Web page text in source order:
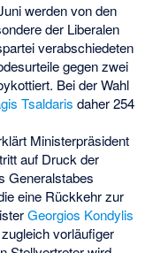
werden von den
der Liberalen
verabschiedeten
gegen zwei
Bei der Wahl
Tsaldaris daher 254
Ministerpräsident
auf Druck der
Generalstabes
eine Rückkehr zur
Georgios Kondylis
vorläufiger